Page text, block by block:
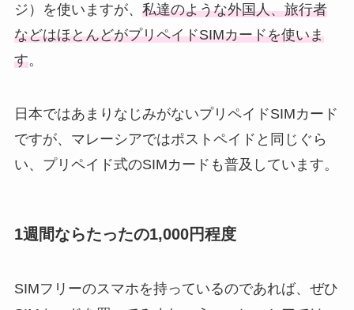
ジ）を使いますが、 私達のような外国人、旅行者
などはほとんどがプリペイドSIMカードを使いま
す。
日本ではあまりなじみがないプリペイドSIMカード
ですが、マレーシアではポストペイドと同じぐら
い、プリペイド式のSIMカードも普及しています。
1週間ならたったの1,000円程度
SIMフリーのスマホを持っているのであれば、ぜひ